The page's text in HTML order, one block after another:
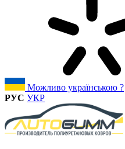
Можливо українською ?
РУС УКР